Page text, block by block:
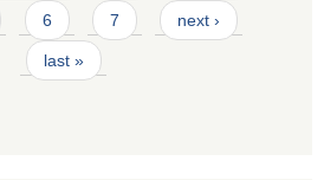
6 7 next ›
last »